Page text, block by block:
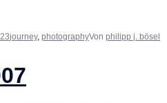
journey, photographyVon philipp j. bösel